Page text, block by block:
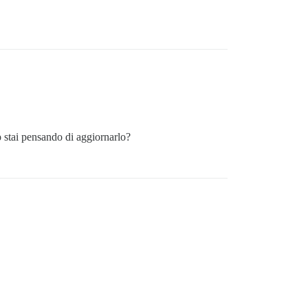
stai pensando di aggiornarlo?